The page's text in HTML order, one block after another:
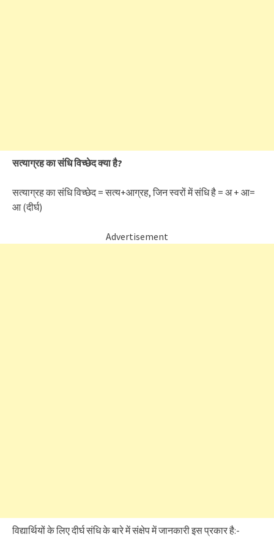
सत्याग्रह का संधि विच्छेद क्या है?
सत्याग्रह का संधि विच्छेद = सत्य+आग्रह, जिन स्वरों में संधि है = अ + आ=
आ (दीर्घ)
Advertisement
विद्यार्थियों के लिए दीर्घ संधि के बारे में संक्षेप में जानकारी इस प्रकार है:-